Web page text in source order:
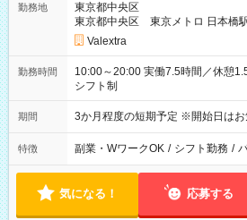
勤務地
東京都中央区
東京都中央区 東京メトロ 日本橋
Valextra
勤務時間
10:00～20:00 実働7.5時間／休憩1.5時間 営業時間に合わせた
シフト制
期間 3か月程度の短期予定 ※開始日はお
特徴 副業・WワークOK / シフト勤務 /
気になる！ 応募する